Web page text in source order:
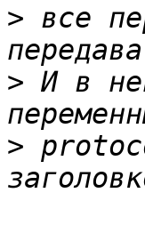
> все
> И в
>